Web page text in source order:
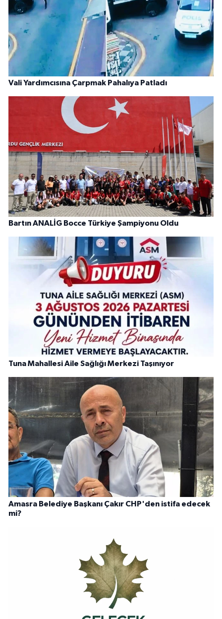
Vali Yardımcısına Çarpmak Pahalıya Patladı
Bartın ANALİG Bocce Türkiye Şampiyonu Oldu
Tuna Mahallesi Aile Sağlığı Merkezi Taşınıyor
Amasra Belediye Başkanı Çakır CHP'den istifa edecek
mi?